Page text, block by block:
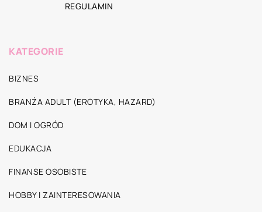
REGULAMIN
KATEGORIE
BIZNES
BRANŻA ADULT (EROTYKA, HAZARD)
DOM I OGRÓD
EDUKACJA
FINANSE OSOBISTE
HOBBY I ZAINTERESOWANIA